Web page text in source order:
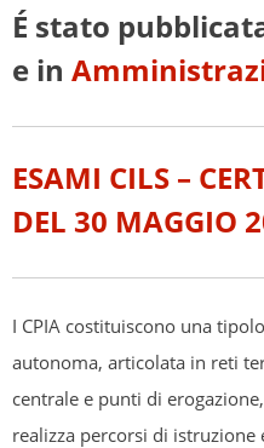
É stato
e in
ESAMI CILS –
DEL 30 MAGGIO
I CPIA costituiscono una
autonoma, articolata in reti
centrale e punti di
realizza percorsi di